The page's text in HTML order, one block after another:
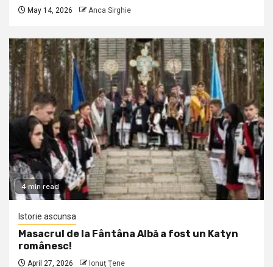
May 14, 2026 Anca Sirghie
4 min read
Istorie ascunsa
Masacrul de la Fântâna Albă a fost un Katyn
românesc!
April 27, 2026 Ionuţ Ţene